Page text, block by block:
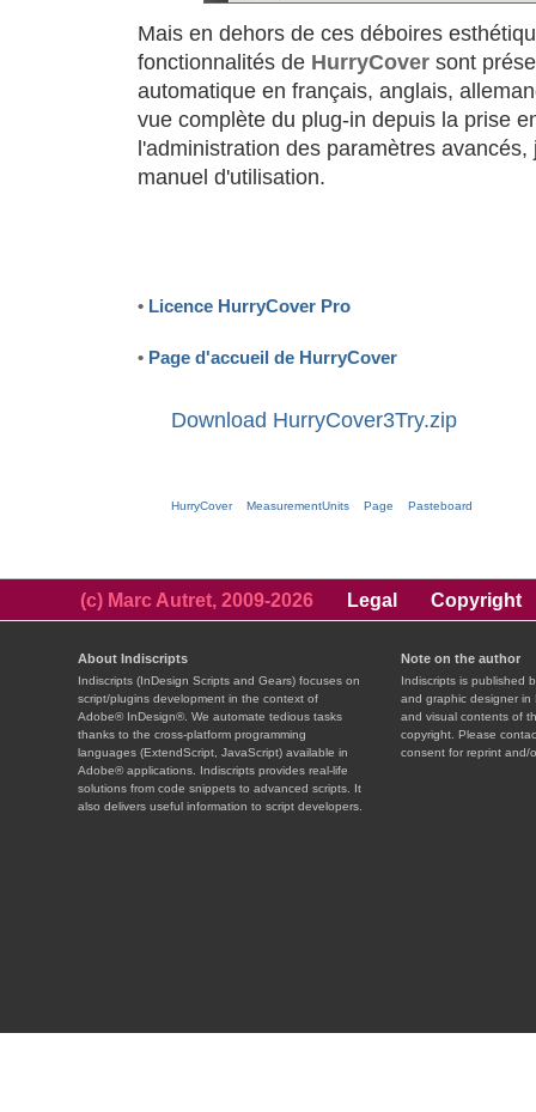
Mais en dehors de ces déboires
fonctionnalités de HurryCover sont
automatique en français, anglais,
vue complète du plug-in depuis la prise
l'administration des paramètres
manuel d'utilisation.
• Licence HurryCover Pro
• Page d'accueil de HurryCover
Download HurryCover3Try.zip
HurryCover MeasurementUnits Page Pasteboard
(c) Marc Autret, 2009-2026 Legal Copyright
About Indiscripts
Indiscripts (InDesign Scripts and Gears) focuses on
script/plugins development in the context of
Adobe® InDesign®. We automate tedious tasks
thanks to the cross-platform programming
languages (ExtendScript, JavaScript) available in
Adobe® applications. Indiscripts provides real-life
solutions from code snippets to advanced scripts. It
also delivers useful information to script developers.
Note on the author
Indiscripts is published
and graphic designer in
and visual contents of
copyright. Please
consent for reprint and/